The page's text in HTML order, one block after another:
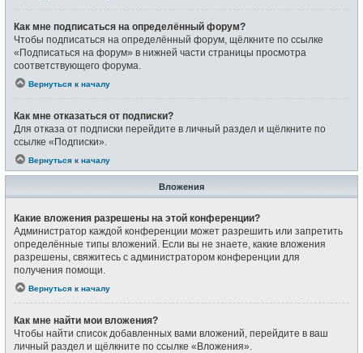
Как мне подписаться на определённый форум?
Чтобы подписаться на определённый форум, щёлкните по ссылке
«Подписаться на форум» в нижней части страницы просмотра
соответствующего форума.
Вернуться к началу
Как мне отказаться от подписки?
Для отказа от подписки перейдите в личный раздел и щёлкните по
ссылке «Подписки».
Вернуться к началу
Вложения
Какие вложения разрешены на этой конференции?
Администратор каждой конференции может разрешить или запретить
определённые типы вложений. Если вы не знаете, какие вложения
разрешены, свяжитесь с администратором конференции для
получения помощи.
Вернуться к началу
Как мне найти мои вложения?
Чтобы найти список добавленных вами вложений, перейдите в ваш
личный раздел и щёлкните по ссылке «Вложения».